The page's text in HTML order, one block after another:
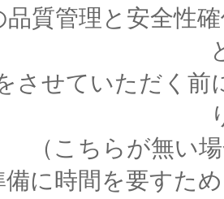
品質管理と安全性
させていただく前
（こちらが無い
備に時間を要すた